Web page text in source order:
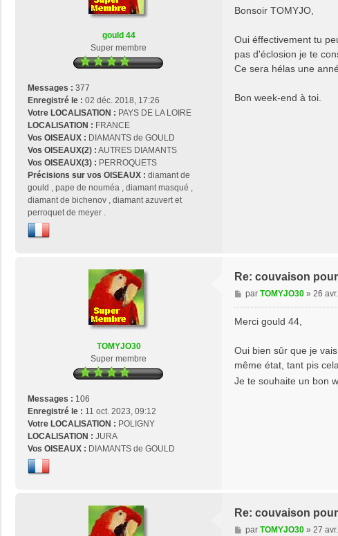
gould 44
Super membre
Messages : 377
Enregistré le : 02 déc. 2018, 17:26
Votre LOCALISATION : PAYS DE LA LOIRE
LOCALISATION : FRANCE
Vos OISEAUX : DIAMANTS de GOULD
Vos OISEAUX(2) : AUTRES DIAMANTS
Vos OISEAUX(3) : PERROQUETS
Précisions sur vos OISEAUX : diamant de
gould , pape de nouméa , diamant masqué ,
diamant de bichenov , diamant azuvert et
perroquet de meyer .
g
e
Bonsoir TOMYJO,
Oui éffectivement tu
pas d'éclosion je te
Ce sera hélas une
Bon week-end à toi.
TOMYJO30
Super membre
Messages : 106
Enregistré le : 11 oct. 2023, 09:12
Votre LOCALISATION : POLIGNY
LOCALISATION : JURA
Vos OISEAUX : DIAMANTS de GOULD
Re: couvaison
M
e
g
e
par TOMYJO30» 26
Merci gould 44,
Oui bien sûr que je
même état, tant pis
Je te souhaite un bon
Re: couvaison
M
par TOMYJO30» 27